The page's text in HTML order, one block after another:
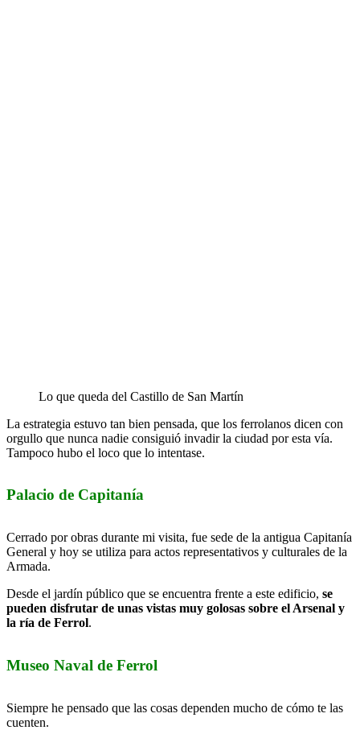
Lo que queda del Castillo de San Martín
La estrategia estuvo tan bien pensada, que los ferrolanos dicen con
orgullo que nunca nadie consiguió invadir la ciudad por esta vía.
Tampoco hubo el loco que lo intentase.
Palacio de Capitanía
Cerrado por obras durante mi visita, fue sede de la antigua Capitanía
General y hoy se utiliza para actos representativos y culturales de la
Armada.
Desde el jardín público que se encuentra frente a este edificio, se
pueden disfrutar de unas vistas muy golosas sobre el Arsenal y
la ría de Ferrol.
Museo Naval de Ferrol
Siempre he pensado que las cosas dependen mucho de cómo te las
cuenten.